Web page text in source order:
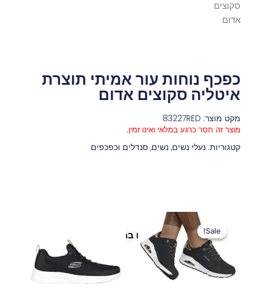
כפכף נוחות עור אמיתי תוצרת
איטליה סקוצים אדום
מקט מוצר: 83227RED
מוצר זה חסר כרגע במלאי ואינו זמין.
קטגוריות: נעלי נשים, נשים, סנדלים וכפכפים
פריטים נוספים במיוחד בשבילך
Sale!
Sale!
המחיר
המקורי
היה:
400 ₪.
הנוכחי
הוא:
259 ₪.